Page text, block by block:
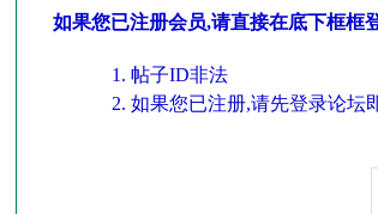
如果您已注册会员,请直接在底下框框
帖子ID非法
如果您已注册,请先登录论坛